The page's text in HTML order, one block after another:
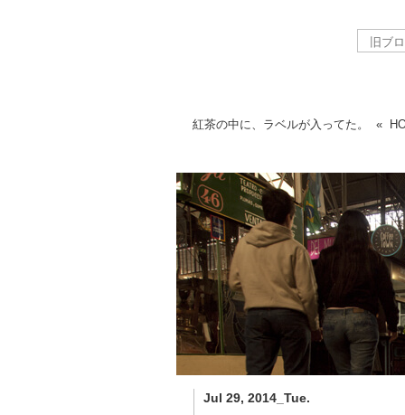
紅茶の中に、ラベルが入ってた。 «
Jul 29, 2014_Tue.